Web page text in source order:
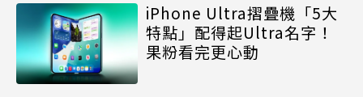
iPhone Ultra摺疊機「5大
特點」配得起Ultra名字！
果粉看完更心動